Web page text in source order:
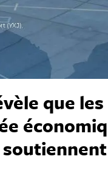
que